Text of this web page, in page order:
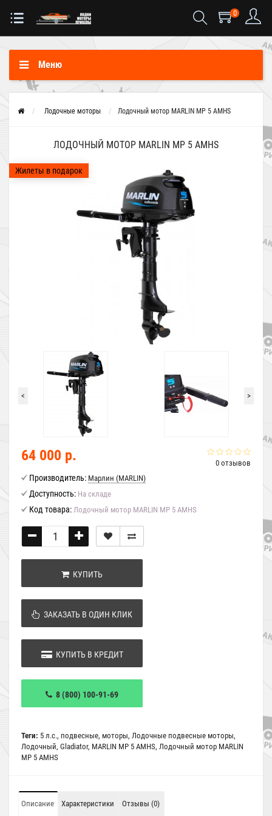
0
Меню
Лодочные моторы Лодочный мотор MARLIN MP 5 AMHS
ЛОДОЧНЫЙ МОТОР MARLIN MP 5 AMHS
Жилеты в подарок
< >
0 отзывов
64 000 р.
Производитель: Марлин (MARLIN)
Доступность: На складе
Код товара: Лодочный мотор MARLIN MP 5 AMHS
КУПИТЬ
ЗАКАЗАТЬ В ОДИН КЛИК
КУПИТЬ В КРЕДИТ
8 (800) 100-91-69
Теги: 5 л.с., подвесные, моторы, Лодочные подвесные моторы,
Лодочный, Gladiator, MARLIN MP 5 AMHS, Лодочный мотор MARLIN
MP 5 AMHS
Описание Характеристики Отзывы (0)